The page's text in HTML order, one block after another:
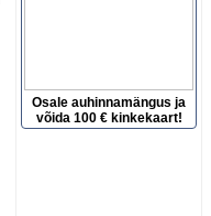
Osale auhinnamängus ja
võida 100 € kinkekaart!